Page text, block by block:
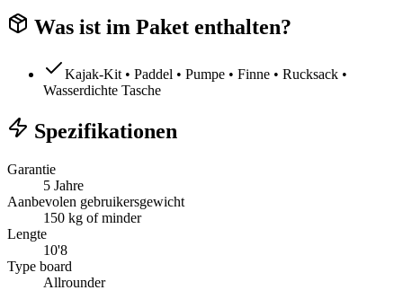
Was ist im Paket enthalten?
Kajak-Kit • Paddel • Pumpe • Finne • Rucksack •
Wasserdichte Tasche
Spezifikationen
Garantie
5 Jahre
Aanbevolen gebruikersgewicht
150 kg of minder
Lengte
10'8
Type board
Allrounder